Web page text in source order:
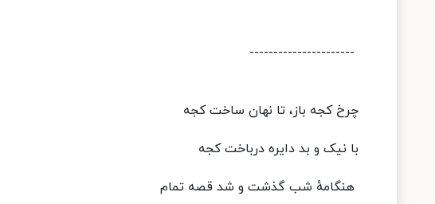
----------------------
چرخ کجه باز، تا نهان ساخت کجه
با نیک و بد دایره درباخت کجه
هنگامهٔ شب گذشت و شد قصه تمام